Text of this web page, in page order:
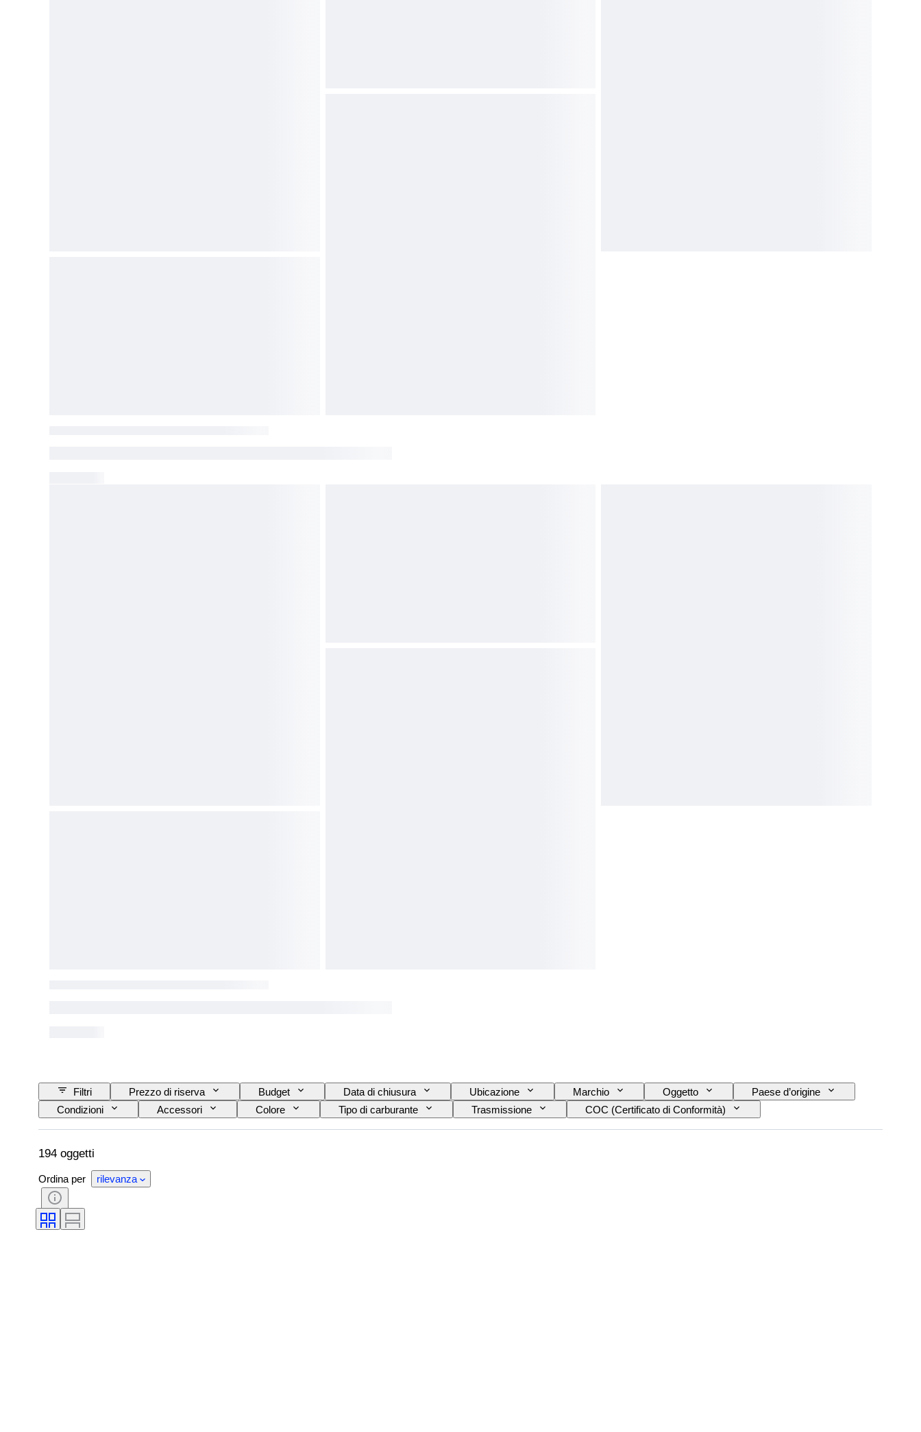
Filtri Prezzo di riserva Budget Data di chiusura Ubicazione Marchio Oggetto
Paese d’origine
Condizioni
Accessori Colore Tipo di carburante Trasmissione
COC (Certificato di Conformità)
Condizioni (meccanica)
Condizioni (telaio e sottoscocca) Condizioni (interni) Condizioni (vernice e carrozzeria)
Colori corrispondenti
194 oggetti
Ordina per rilevanza